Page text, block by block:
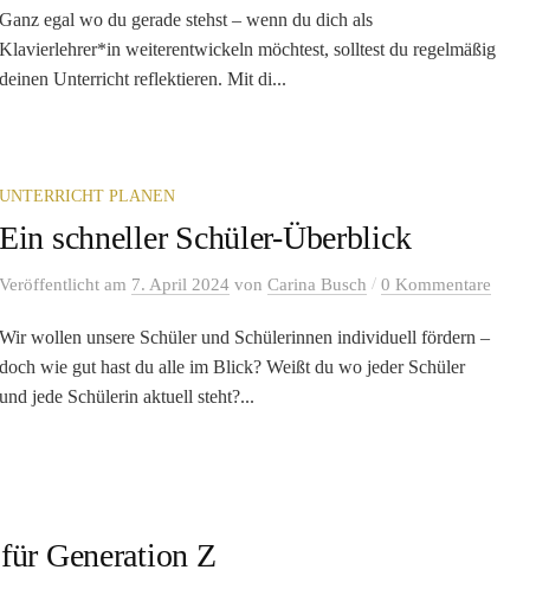
Ganz egal wo du gerade stehst – wenn du dich als
Klavierlehrer*in weiterentwickeln möchtest, solltest du regelmäßig
deinen Unterricht reflektieren. Mit di...
UNTERRICHT PLANEN
Ein schneller Schüler-Überblick
Veröffentlicht am 7. April 2024 von Carina Busch / 0 Kommentare
Wir wollen unsere Schüler und Schülerinnen individuell fördern –
doch wie gut hast du alle im Blick? Weißt du wo jeder Schüler
und jede Schülerin aktuell steht?...
Generation Z